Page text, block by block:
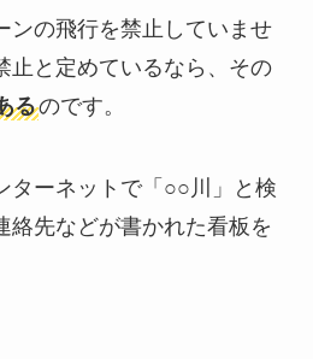
ンの飛行を禁止していませ
止と定めているなら、その
るのです。
ターネットで「○○川」と検
絡先などが書かれた看板を